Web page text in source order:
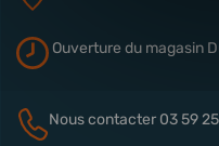
Ouverture du magasin
Nous contacter 03 59